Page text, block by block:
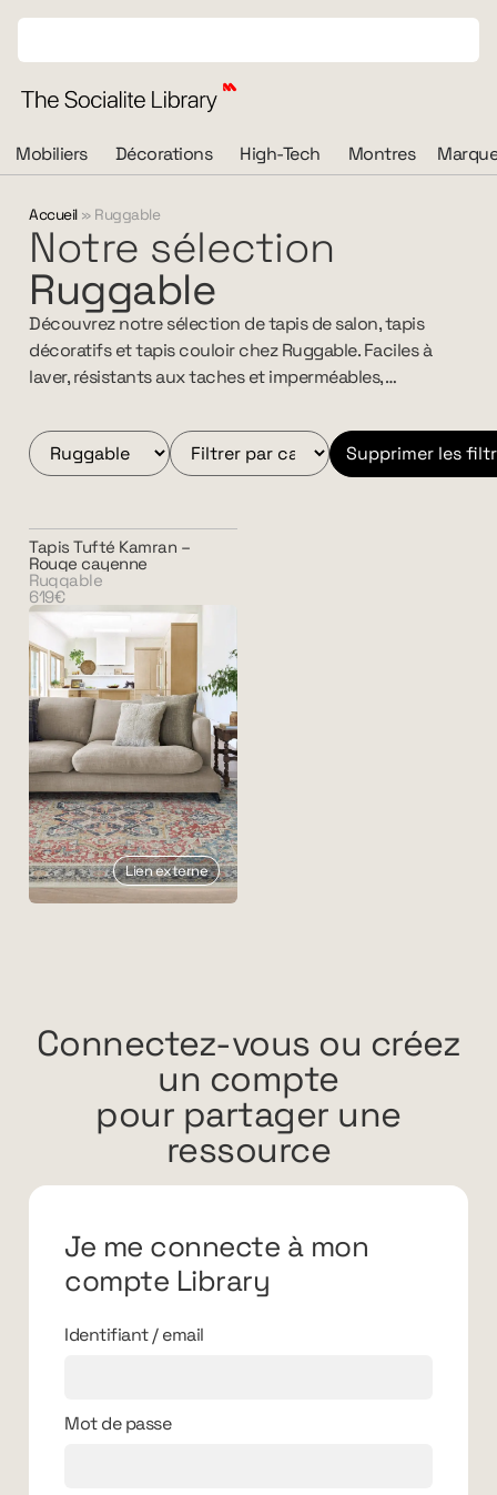
Mobiliers Décorations High-Tech Montres
Accueil» Ruggable
Notre sélection
Ruggable
Découvrez notre sélection de tapis de salon, tapis
décoratifs et tapis couloir chez Ruggable. Faciles à
laver, résistants aux taches et imperméables, …
Supprimer les
Tapis Tufté Kamran –
Rouge cayenne
Ruggable
619€
Lien externe
Connectez-vous ou créez
un compte
pour partager une
ressource
Je me connecte à mon
compte Library
Identifiant / email
Mot de passe